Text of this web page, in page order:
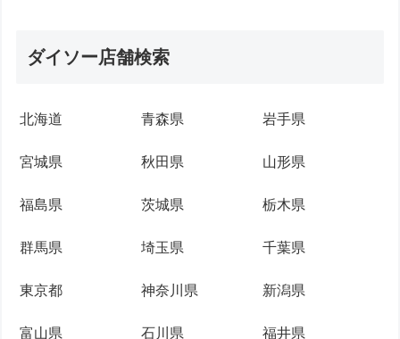
ダイソー店舗検索
北海道 青森県 岩手県
宮城県 秋田県 山形県
福島県 茨城県 栃木県
群馬県 埼玉県 千葉県
東京都 神奈川県 新潟県
富山県 石川県 福井県